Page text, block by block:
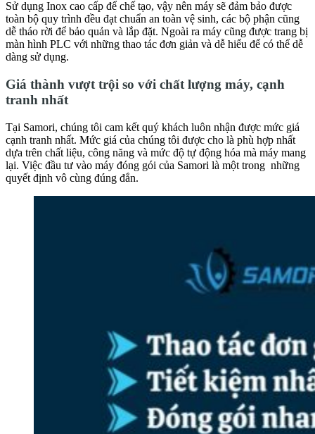
Sử dụng Inox cao cấp để chế tạo, vậy nên máy sẽ đảm bảo được
toàn bộ quy trình đều đạt chuẩn an toàn vệ sinh, các bộ phận cũng
dễ tháo rời để bảo quản và lắp đặt. Ngoài ra máy cũng được trang bị
màn hình PLC với những thao tác đơn giản và dễ hiểu để có thể dễ
dàng sử dụng.
Giá thành vượt trội so với chất lượng máy, cạnh
tranh nhất
Tại Samori, chúng tôi cam kết quý khách luôn nhận được mức giá
cạnh tranh nhất. Mức giá của chúng tôi được cho là phù hợp nhất
dựa trên chất liệu, công năng và mức độ tự động hóa mà máy mang
lại. Việc đầu tư vào máy đóng gói của Samori là một trong những
quyết định vô cùng đúng đắn.